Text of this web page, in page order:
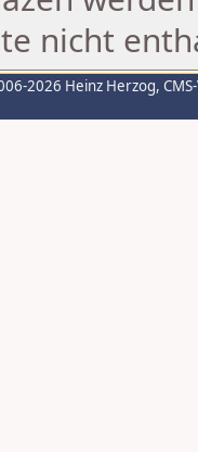
nicht
2026 Heinz Herzog,